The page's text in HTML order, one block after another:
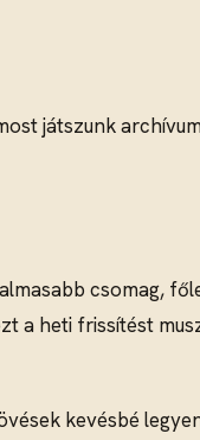
játszunk
csomag,
a heti frissítést
kevésbé